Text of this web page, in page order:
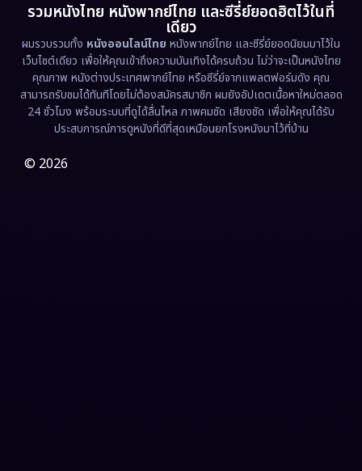
Family ครอบครัว (363)
Fantasy จินตนาการ (326)
Fiction (9)
Film (57)
Gothic
รวมหนังไทย หนังพากย์ไทย และซีรี่ย์ยอดฮิตไว้ในที่
เดียว
ผมรวบรวมทั้ง หนังออนไลน์ไทย หนังพากย์ไทย และซีรี่ย์ยอดนิยมมาไว้ใน
เว็บไซต์เดียว เพื่อให้คุณเข้าถึงความบันเทิงได้ครบถ้วน ไม่ว่าจะเป็นหนังไทย
คุณภาพ หนังต่างประเทศพากย์ไทย หรือซีรี่ย์จากแพลตฟอร์มดัง คุณ
สามารถรับชมได้ทันทีโดยไม่ต้องสมัครสมาชิก ผมยังอัปเดตเนื้อหาใหม่ตลอด
24 ชั่วโมง พร้อมระบบที่ดูได้ลื่นไหล ภาพคมชัด เสียงชัด เพื่อให้คุณได้รับ
ประสบการณ์การดูหนังที่ดีที่สุดเหมือนยกโรงหนังมาไว้ที่บ้าน
© 2026